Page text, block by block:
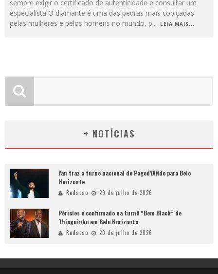
sempre exigir o certificado de autenticidade e consultar um
especialista O diamante é uma das pedras mais cobiçadas
pelas mulheres e pelos homens no mundo, p... LEIA MAIS...
+ NOTÍCIAS
Yan traz a turnê nacional do PagodYANdo para Belo
Horizonte
Redacao 29 de julho de 2026
Péricles é confirmado na turnê “Bem Black” de
Thiaguinho em Belo Horizonte
Redacao 20 de julho de 2026